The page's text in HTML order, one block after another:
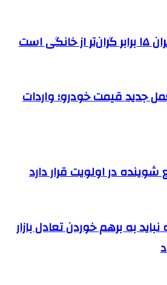
است
جدید قیمت خودرو؛ واردات
در اولویت قرار دارد
به برهم خوردن تعادل بازار